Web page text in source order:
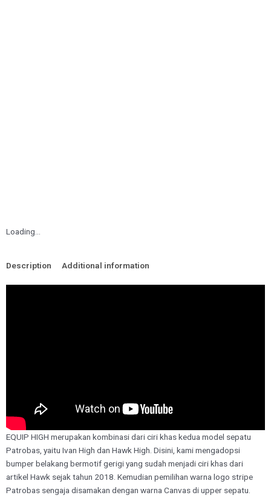
Loading...
Description Additional information
EQUIP HIGH merupakan kombinasi dari ciri khas kedua model sepatu
Patrobas, yaitu Ivan High dan Hawk High. Disini, kami mengadopsi
bumper belakang bermotif gerigi yang sudah menjadi ciri khas dari
artikel Hawk sejak tahun 2018. Kemudian pemilihan warna logo stripe
Patrobas sengaja disamakan dengan warna Canvas di upper sepatu.